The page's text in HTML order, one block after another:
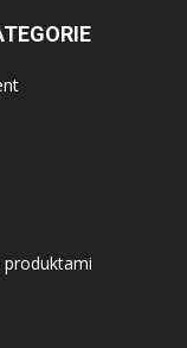
produktami